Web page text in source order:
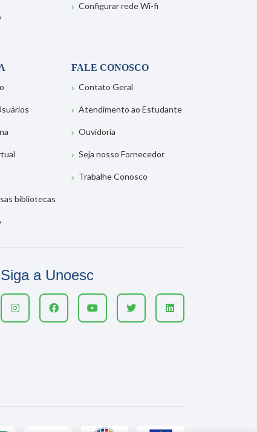
Configurar rede Wi-fi
bibliotecas
FALE CONOSCO
Contato Geral
Atendimento ao Estudante
Ouvidoria
Seja nosso Fornecedor
Trabalhe Conosco
Siga a Unoesc